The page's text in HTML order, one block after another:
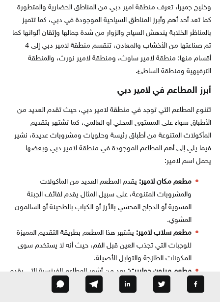
وخليج جميرا، تعرف منطقة امير دبي من المناطق الحضارية والمتطورة
كما تعد أحد أهم وأبرز المناطق السياحية الموجودة في دبي، كما تتميز
بالمناظر الخلابة يندهش السياح والزوار من شدة جمالها وإتقان ألوانها كما
تم صناعتها من الأخشاب والمعادن، تنقسم منطقة لامير دبي إلى 4
أقسام منها: منطقة لامير ساوث، ومنطقة لامير نورث، والمنطقة
الترفيهية ومنطقة الشاطئ.
أبرز المطاعم في لامير دبي
تتنوع المطاعم التي توجد في منطقة لامير دبي، حيث تقدم العديد من
الأطباق سواء على المستوى المحلي أو العالمي، كما تشتهر بتقديم
المأكولات المتنوعة من أطباق رئيسة وحلويات ومشروبات عديدة، نشير
فيما يلي إلى أهم المطاعم الموجودة في منطقة لامير دبي وبعضها
يحمل اسم لامير:
مطعم مكان لامير: يقدم المطعم العديد من المأكولات
والمشروبات المتنوعة، على سبيل المثال يقدم لفائف الجبنة
المشوية أو الدجاج المحشي بالأرز أو الكباب بالطحينة أو السالمون
المشوي.
مطعم سلاب لامير: يشتهر هذا المطعم بطريقة التقديم المميزة
للوجبات التي تجذب العين قبل الفم، حيث أنه لا يستخدم سوى
المكونات الطازجة والتوابل الأصيلة.
مطعم ميزون جولييت: يعد من أشهر المطاعم الفرنسية التي يقدم
أشهى وألذ الاطباق الفرنسية بالاضافة الى الحلويات الفرنسية